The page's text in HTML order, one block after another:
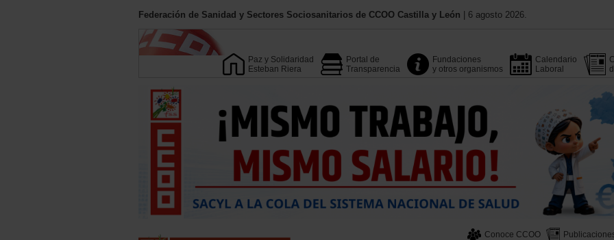
Federación de Sanidad y Sectores Sociosanitarios de CCOO Castilla y León | 6 agosto 2026.
Paz y Solidaridad
Esteban Riera
Portal de
Transparencia
Fundaciones
y otros organismos
Calendario
Laboral
Conoce CCOO